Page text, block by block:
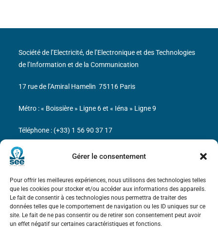
Gérer le consentement
Pour offrir les meilleures expériences, nous utilisons des technologies telles
que les cookies pour stocker et/ou accéder aux informations des appareils.
Le fait de consentir à ces technologies nous permettra de traiter des
données telles que le comportement de navigation ou les ID uniques sur ce
site. Le fait de ne pas consentir ou de retirer son consentement peut avoir
un effet négatif sur certaines caractéristiques et fonctions.
Bicentenaire des découvertes d’André-
Marie Ampère
Mentions légales
Société de l’Electricité, de l’Electronique et des Technologies
de l’Information et de la Communication
17 rue de l’Amiral Hamelin 75116 Paris
Métro : « Boissière » Ligne 6 et « Iéna » Ligne 9
Téléphone : (+33) 1 56 90 37 17
N° de SIREN : 785 393 232, Code APE : 9412Z TVA intra-
communautaire : FR44 785 393 232